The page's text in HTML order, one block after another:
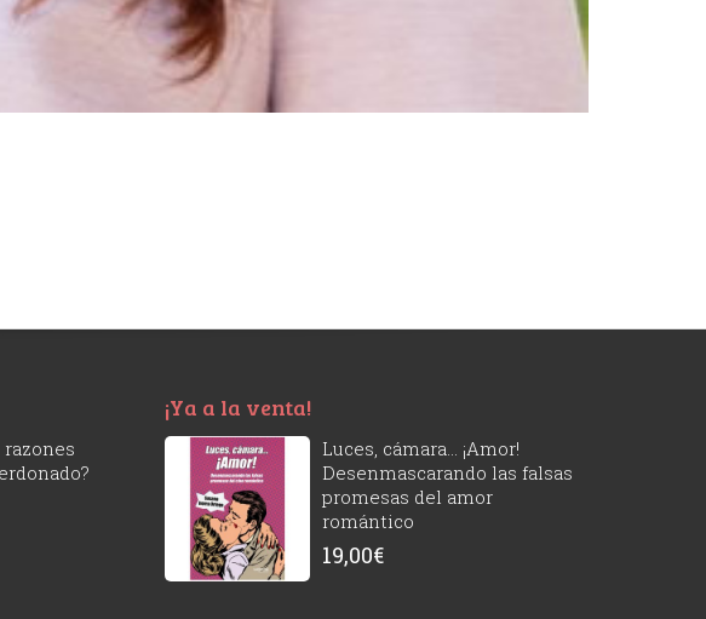
¡Ya a la venta!
Luces, cámara... ¡Amor!
Desenmascarando las falsas
promesas del amor
romántico
19,00€